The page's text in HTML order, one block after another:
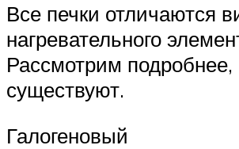
Все печки отличаются
нагревательного
Рассмотрим подробнее,
существуют.
Галогеновый